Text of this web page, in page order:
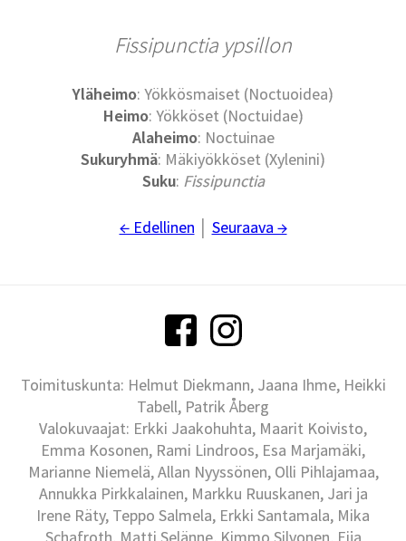
Fissipunctia ypsillon
Yläheimo: Yökkösmaiset (Noctuoidea)
Heimo: Yökköset (Noctuidae)
Alaheimo: Noctuinae
Sukuryhmä: Mäkiyökköset (Xylenini)
Suku: Fissipunctia
← Edellinen Seuraava →
Toimituskunta: Helmut Diekmann, Jaana Ihme, Heikki
Tabell, Patrik Åberg
Valokuvaajat: Erkki Jaakohuhta, Maarit Koivisto,
Emma Kosonen, Rami Lindroos, Esa Marjamäki,
Marianne Niemelä, Allan Nyyssönen, Olli Pihlajamaa,
Annukka Pirkkalainen, Markku Ruuskanen, Jari ja
Irene Räty, Teppo Salmela, Erkki Santamala, Mika